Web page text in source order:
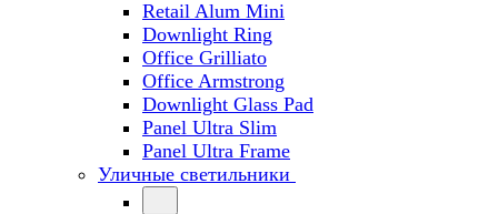
Retail Alum Mini
Downlight Ring
Office Grilliato
Office Armstrong
Downlight Glass Pad
Panel Ultra Slim
Panel Ultra Frame
Уличные светильники